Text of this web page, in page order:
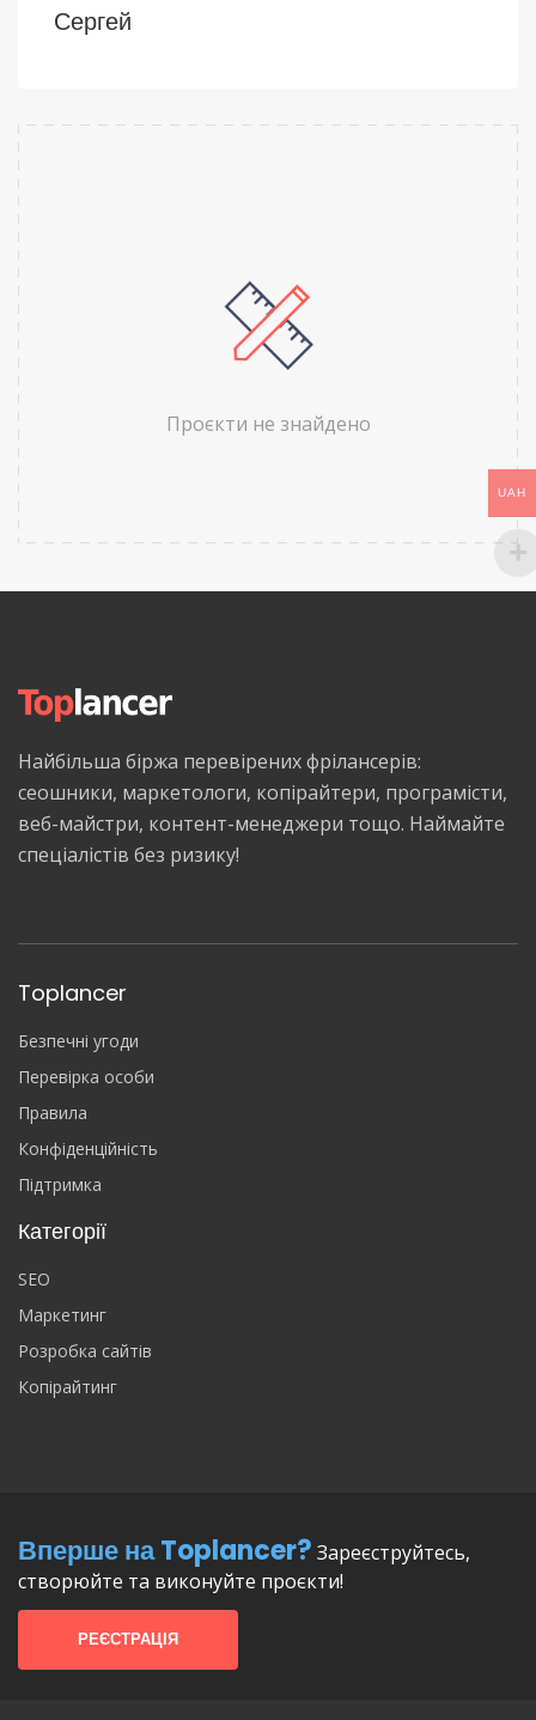
Сергей
Проєкти не знайдено
Найбільша біржа перевірених фрілансерів:
сеошники, маркетологи, копірайтери, програмісти,
веб-майстри, контент-менеджери тощо. Наймайте
спеціалістів без ризику!
Toplancer
Безпечні угоди
Перевірка особи
Правила
Конфіденційність
Підтримка
Категорії
SEO
Маркетинг
Розробка сайтів
Копірайтинг
Вперше на Toplancer? Зареєструйтесь,
створюйте та виконуйте проєкти!
РЕЄСТРАЦІЯ
UAH